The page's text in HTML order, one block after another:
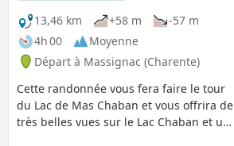
13,46 km
+58 m
-57 m
4h 00
Moyenne
Départ à Massignac (Charente)
Cette randonnée vous fera faire le tour
du Lac de Mas Chaban et vous offrira de
très belles vues sur le Lac Chaban et un